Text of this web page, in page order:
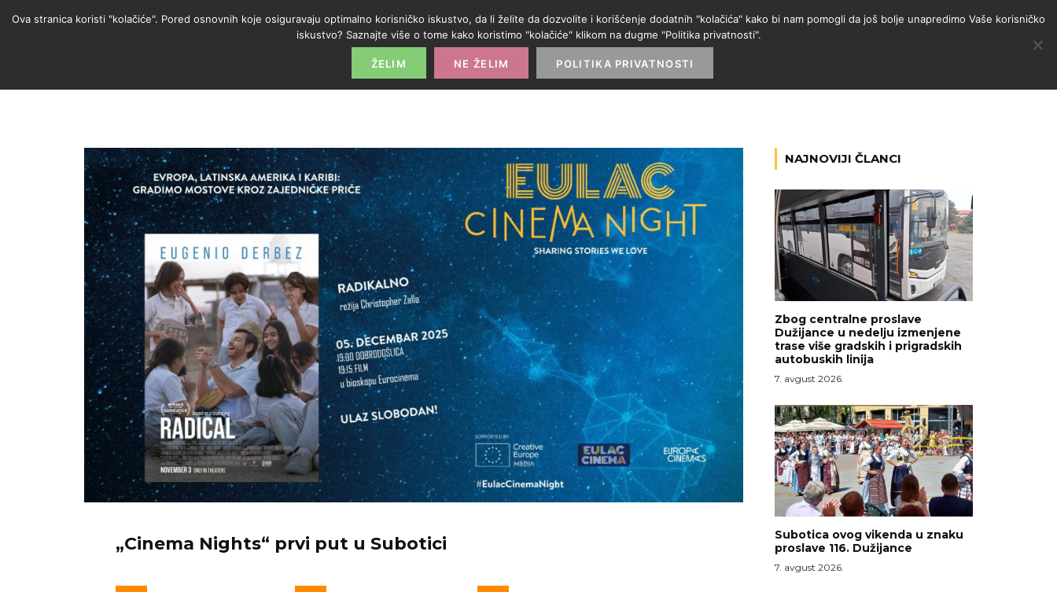
POČETNA PROMO IZLOG PARTNERI KATEGORIJE
„Cinema Nights“ prvi put u Subotici
NAJNOVIJI ČLANCI
Zbog centralne proslave
Dužijance u nedelju izmenjene
trase više gradskih i prigradskih
autobuskih linija
7. avgust 2026.
Subotica ovog vikenda u znaku
proslave 116. Dužijance
7. avgust 2026.
Ova stranica koristi "kolačiće". Pored osnovnih koje osiguravaju optimalno korisničko iskustvo, da li želite da dozvolite i korišćenje dodatnih "kolačića" kako bi nam pomogli da još bolje unapredimo Vaše korisničko
iskustvo? Saznajte više o tome kako koristimo "kolačiće" klikom na dugme "Politika privatnosti".
ŽELIM NE ŽELIM POLITIKA PRIVATNOSTI